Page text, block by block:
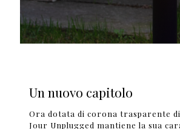
Un nuovo capitolo
Ora dotata di corona trasparente
Jour Unplugged mantiene la sua